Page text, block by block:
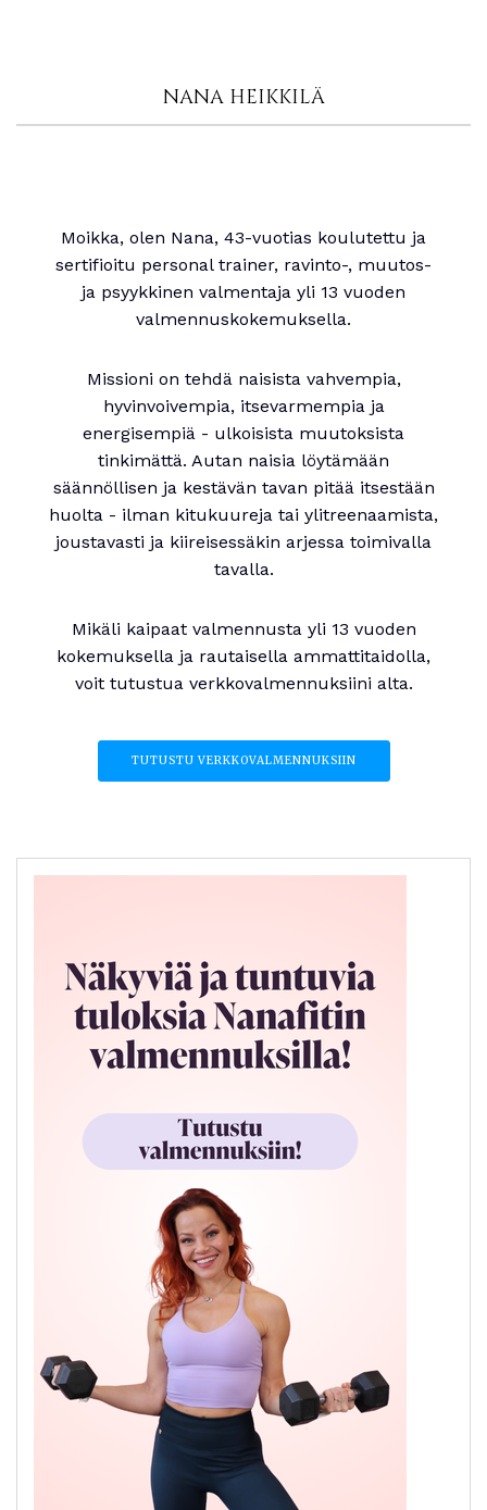
NANA HEIKKILÄ
Moikka, olen Nana, 43-vuotias koulutettu ja
sertifioitu personal trainer, ravinto-, muutos-
ja psyykkinen valmentaja yli 13 vuoden
valmennuskokemuksella.
Missioni on tehdä naisista vahvempia,
hyvinvoivempia, itsevarmempia ja
energisempiä - ulkoisista muutoksista
tinkimättä. Autan naisia löytämään
säännöllisen ja kestävän tavan pitää itsestään
huolta - ilman kitukuureja tai ylitreenaamista,
joustavasti ja kiireisessäkin arjessa toimivalla
tavalla.
Mikäli kaipaat valmennusta yli 13 vuoden
kokemuksella ja rautaisella ammattitaidolla,
voit tutustua verkkovalmennuksiini alta.
TUTUSTU VERKKOVALMENNUKSIIN